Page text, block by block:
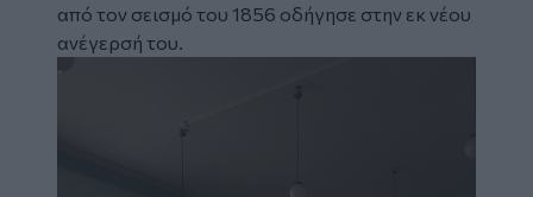
από τον σεισμό του 1856 οδήγησε στην εκ νέου
ανέγερσή του.